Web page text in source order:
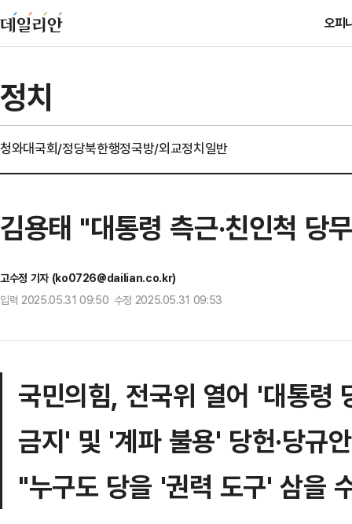
오피
정치
청와대국회/정당북한행정국방/외교정치일반
김용태 "대통령 측근·친인척 당
고수정 기자 (ko0726@dailian.co.kr)
입력 2025.05.31 09:50 수정 2025.05.31 09:53
국민의힘, 전국위 열어 '대통령
금지' 및 '계파 불용' 당헌·당규
"누구도 당을 '권력 도구' 삼을